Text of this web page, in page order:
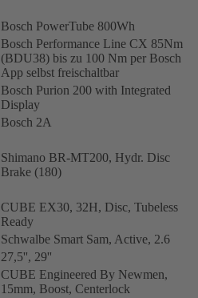
Bosch PowerTube 800Wh
Bosch Performance Line CX 85Nm
(BDU38) bis zu 100 Nm per Bosch
App selbst freischaltbar
Bosch Purion 200 with Integrated
Display
Bosch 2A
Shimano BR-MT200, Hydr. Disc
Brake (180)
CUBE EX30, 32H, Disc, Tubeless
Ready
Schwalbe Smart Sam, Active, 2.6
27,5'', 29''
CUBE Engineered By Newmen,
15mm, Boost, Centerlock